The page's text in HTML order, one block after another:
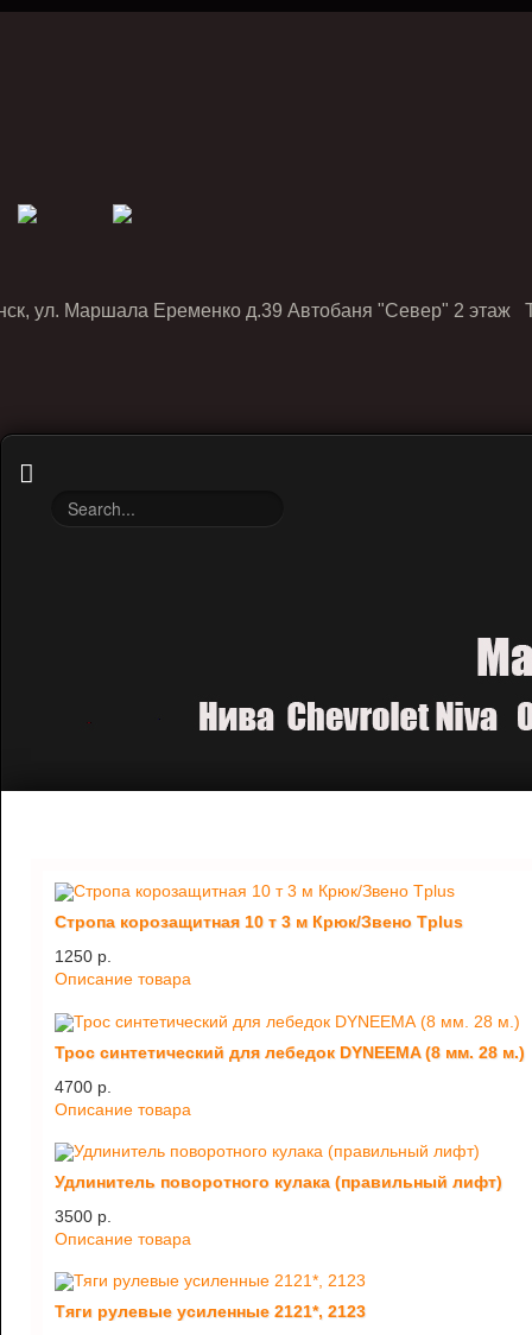
ул. Маршала Еременко д.39 Автобаня "Север" 2 этаж
Стропа корозащитная 10 т 3 м Крюк/Звено Tplus
1250 p.
Описание товара
Трос синтетический для лебедок DYNEEMA (8 мм. 28 м.)
4700 p.
Описание товара
Удлинитель поворотного кулака (правильный лифт)
3500 p.
Описание товара
Тяги рулевые усиленные 2121*, 2123